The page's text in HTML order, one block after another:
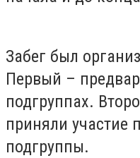
Забег был
Первый –
подгруппах.
приняли участие
подгруппы.